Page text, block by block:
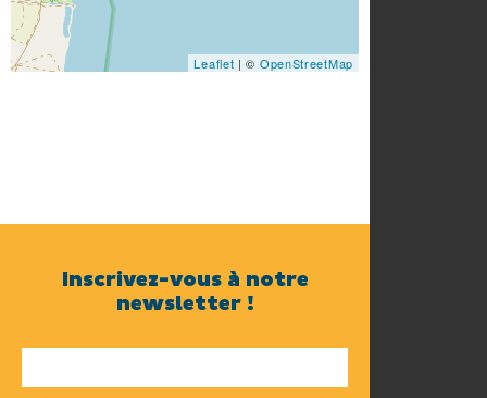
Leaflet | © OpenStreetMap
Inscrivez-vous à notre
newsletter !